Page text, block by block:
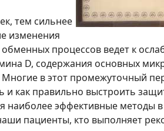
тем сильнее
изменения
процессов ведет к
D, содержания основных
в этот промежуточный
и как правильно выстроить
наиболее эффективные методы
пациенты, кто выполняет